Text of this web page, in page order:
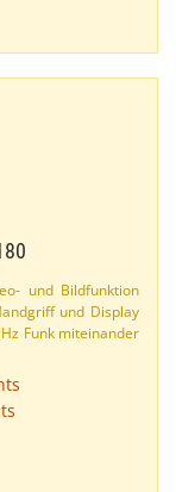
und Bildfunktion
und Display
Funk miteinander